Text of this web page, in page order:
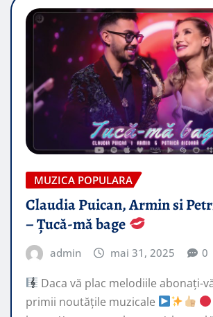
MUZICA POPULARA
Claudia Puican, Armin si
– Țucă-mă bage
admin mai 31, 2025 0
Daca vă plac melodiile abonați-
primii noutățile muzicale